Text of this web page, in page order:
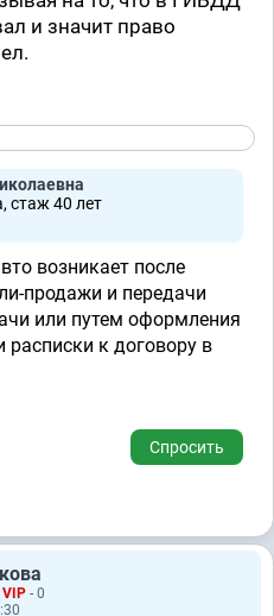
и значит право
стаж 40 лет
возникает после
продажи и передачи
или путем оформления
расписки к договору в
Спросить
VIP - 0